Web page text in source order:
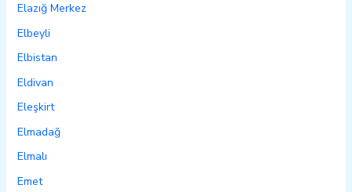
Elazığ Merkez
Elbeyli
Elbistan
Eldivan
Eleşkirt
Elmadağ
Elmalı
Emet